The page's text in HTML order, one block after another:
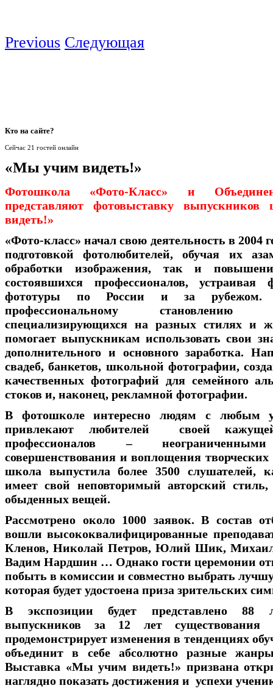
Previous Следующая
Кто на сайте?
Сейчас 21 гостей онлайн
«Мы учим видеть!»
Фотошкола «Фото-Класс» и
представляют фотовыставку
видеть!»
«Фото-класс» начал свою деятельность в 2004
подготовкой фотолюбителей, обучая их
обработки изображения, так и
состоявшихся профессионалов,
фототуры по России и за рубежом.
профессиональному
специализирующихся на разных стилях и
помогает выпускникам использовать свои
дополнительного и основного заработка.
свадеб, банкетов, школьной фотографии,
качественных фотографий для семейного
стоков и, наконец, рекламной фотографии.
В фотошколе интересно людям с любым
привлекают любителей своей
профессионалов –
совершенствования и воплощения
школа выпустила более 3500 слушателей,
имеет свой неповторимый авторский
обыденных вещей.
Рассмотрено около 1000 заявок. В состав
вошли высококвалифицированные
Кленов, Николай Петров, Юлий Шик,
Вадим Нардшин … Однако гости церемонии
побыть в комиссии и совместно выбрать
которая будет удостоена приза зрительских
В экспозиции будет представлено 88
выпускников за 12 лет
продемонстрирует изменения в тенденциях
объединит в себе абсолютно разные
Выставка «Мы учим видеть!» призвана
наглядно показать достижения и успехи